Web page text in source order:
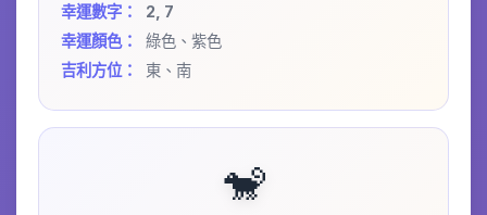
幸運數字：
2, 7
幸運顏色：
綠色、紫色
吉利方位：
東、南
🐒